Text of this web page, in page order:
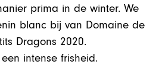
prima in de winter. We
blanc bij van Domaine de
Dragons 2020.
intense frisheid.